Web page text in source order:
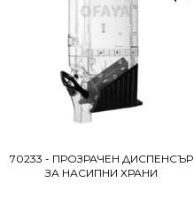
70233 - ПРОЗРАЧЕН ДИСПЕНСЪР
ЗА НАСИПНИ ХРАНИ